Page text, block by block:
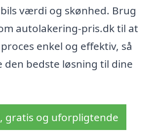
værdi og skønhed. Brug
autolakering-pris.dk til at
enkel og effektiv, så
den bedste løsning til dine
gratis og uforpligtende